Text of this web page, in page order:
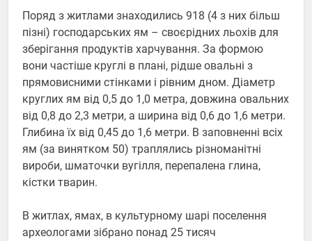
Поряд з житлами знаходились 918 (4 з них більш
пізні) господарських ям – своєрідних льохів для
зберігання продуктів харчування. За формою
вони частіше круглі в плані, рідше овальні з
прямовисними стінками і рівним дном. Діаметр
круглих ям від 0,5 до 1,0 метра, довжина овальних
від 0,8 до 2,3 метри, а ширина від 0,6 до 1,6 метри.
Глибина їх від 0,45 до 1,6 метри. В заповненні всіх
ям (за винятком 50) траплялись різноманітні
вироби, шматочки вугілля, перепалена глина,
кістки тварин.
В житлах, ямах, в культурному шарі поселення
археологами зібрано понад 25 тисяч